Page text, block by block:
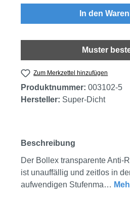
In den
Muster
Zum Merkzettel hinzufügen
Produktnummer: 003102-5
Hersteller: Super-Dicht
Beschreibung
Der Bollex transparente Anti-
ist unauffällig und zeitlos in
aufwendigen Stufenma…